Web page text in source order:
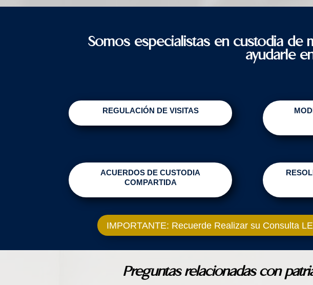
Somos especialistas en custodia de
ayudarle
REGULACIÓN DE VISITAS
ACUERDOS DE CUSTODIA
COMPARTIDA
IMPORTANTE: Recuerde Realizar su Consulta
Preguntas relacionadas con